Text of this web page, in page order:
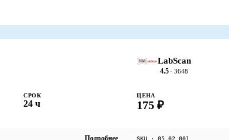
СРОК
24 ч
Подробнее
LabScan
4.5 · 3648
ЦЕНА
175 ₽
SKU · 05.02.001